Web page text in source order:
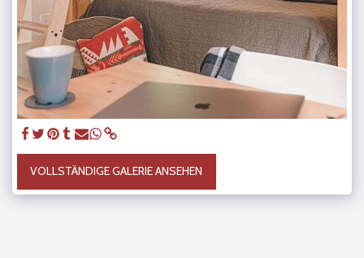
VOLLSTÄNDIGE GALERIE ANSEHEN